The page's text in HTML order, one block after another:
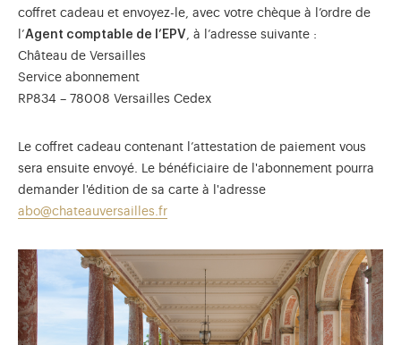
coffret cadeau et envoyez-le, avec votre chèque à l’ordre de
l’Agent comptable de l’EPV, à l’adresse suivante :
Château de Versailles
Service abonnement
RP834 – 78008 Versailles Cedex
Le coffret cadeau contenant l’attestation de paiement vous
sera ensuite envoyé. Le bénéficiaire de l'abonnement pourra
demander l'édition de sa carte à l'adresse
abo@chateauversailles.fr